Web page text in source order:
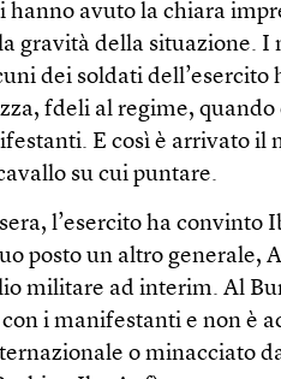
hanno avuto la chiara
gravità della situazione.
dei soldati dell’esercito
fdeli al regime,
E così è arrivato il
su cui puntare.
l’esercito ha convinto
posto un altro generale,
militare ad interim. Al
i manifestanti e non è
o minacciato